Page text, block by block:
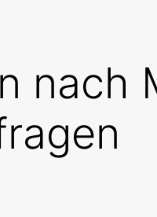
nach